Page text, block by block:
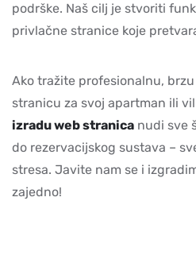
podrške. Naš cilj je stvoriti
privlačne stranice koje
Ako tražite profesionalnu,
stranicu za svoj apartman ili
izradu web stranica nudi sve
do rezervacijskog sustava –
stresa. Javite nam se i
zajedno!